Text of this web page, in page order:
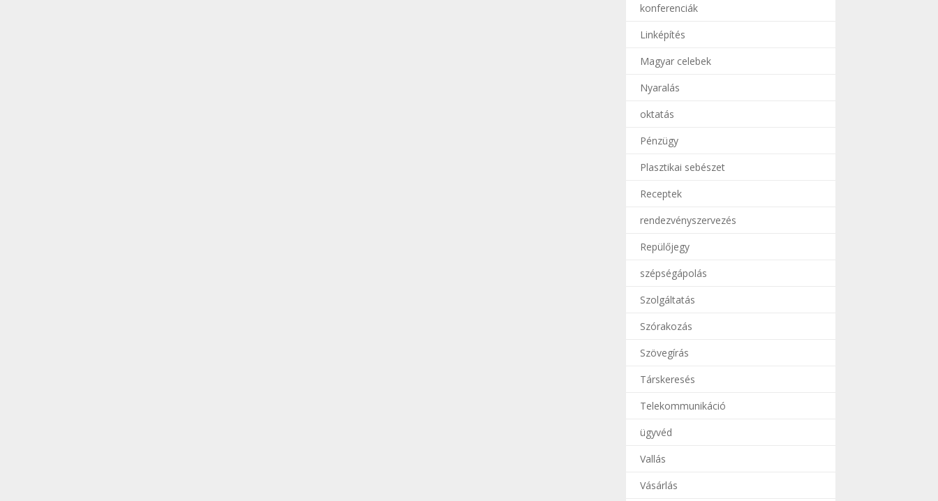
konferenciák
Linképítés
Magyar celebek
Nyaralás
oktatás
Pénzügy
Plasztikai sebészet
Receptek
rendezvényszervezés
Repülőjegy
szépségápolás
Szolgáltatás
Szórakozás
Szövegírás
Társkeresés
Telekommunikáció
ügyvéd
Vallás
Vásárlás